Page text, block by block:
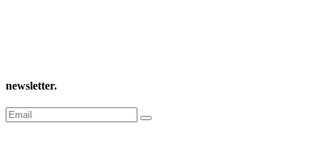
newsletter.